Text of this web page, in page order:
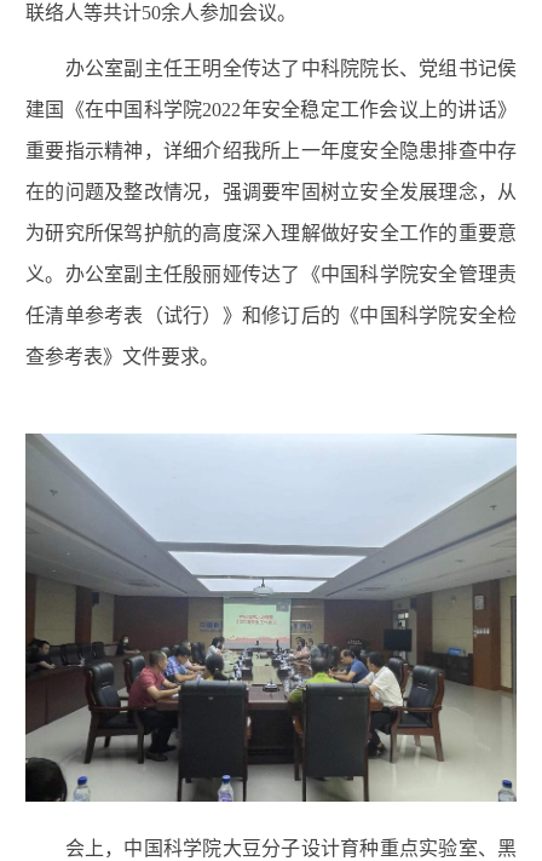
联络人等共计50余人参加会议。
办公室副主任王明全传达了中科院院长、党组书记侯
建国《在中国科学院2022年安全稳定工作会议上的讲话》
重要指示精神，详细介绍我所上一年度安全隐患排查中存
在的问题及整改情况，强调要牢固树立安全发展理念，从
为研究所保驾护航的高度深入理解做好安全工作的重要意
义。办公室副主任殷丽娅传达了《中国科学院安全管理责
任清单参考表（试行）》和修订后的《中国科学院安全检
查参考表》文件要求。
会上，中国科学院大豆分子设计育种重点实验室、黑